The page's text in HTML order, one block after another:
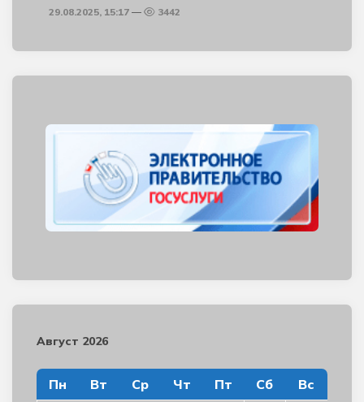
29.08.2025, 15:17 3442
Август 2026
Пн Вт Ср Чт Пт Сб Вс